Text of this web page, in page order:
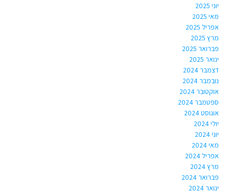
יוני 2025
מאי 2025
אפריל 2025
מרץ 2025
פברואר 2025
ינואר 2025
דצמבר 2024
נובמבר 2024
אוקטובר 2024
ספטמבר 2024
אוגוסט 2024
יולי 2024
יוני 2024
מאי 2024
אפריל 2024
מרץ 2024
פברואר 2024
ינואר 2024